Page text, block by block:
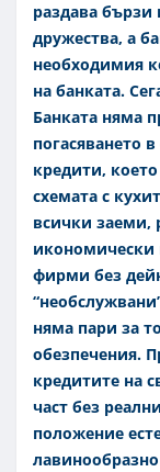
раздава бързи
дружества, а
необходимия
на банката.
Банката няма
погасяването
кредити,
схемата с
всички заеми,
икономически
фирми без
няма пари за
обезпечения.
кредитите на
част без
положение